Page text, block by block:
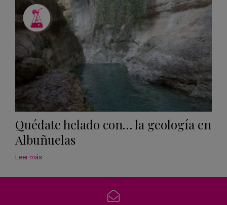
Quédate helado con… la geología en
Albuñuelas
Leer más